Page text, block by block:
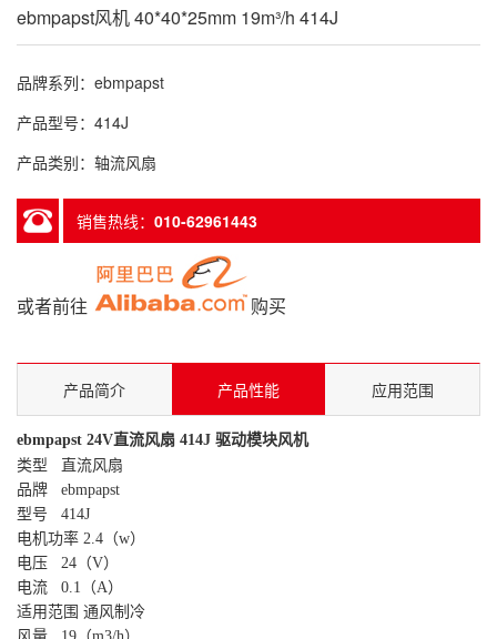
ebmpapst风机 40*40*25mm 19m³/h 414J
品牌系列：ebmpapst
产品型号：414J
产品类别：轴流风扇
销售热线： 010-62961443
或者前往 购买
产品简介 产品性能 应用范围
ebmpapst 24V直流风扇 414J 驱动模块风机
类型 直流风扇
品牌 ebmpapst
型号 414J
电机功率 2.4（w）
电压 24（V）
电流 0.1（A）
适用范围 通风制冷